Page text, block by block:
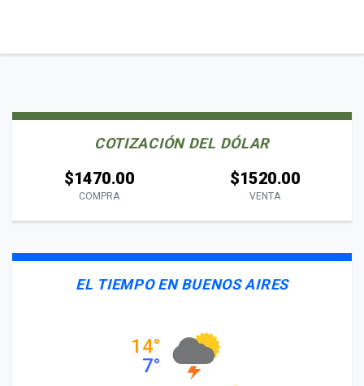
COTIZACIÓN DEL DÓLAR
$1470.00
COMPRA
$1520.00
VENTA
EL TIEMPO EN BUENOS AIRES